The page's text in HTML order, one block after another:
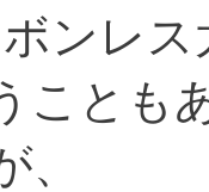
ンレ
ことも
、